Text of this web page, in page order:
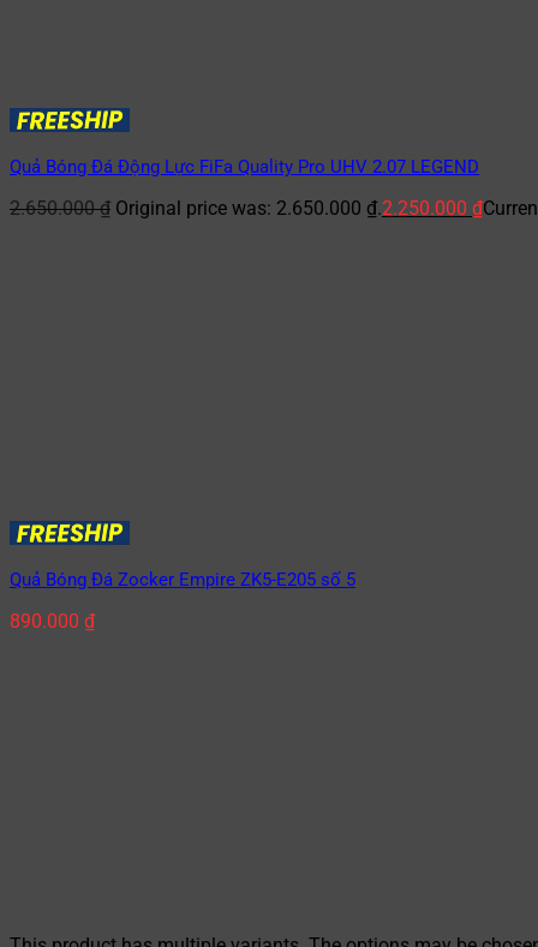
Quả Bóng Đá Động Lực FiFa Quality Pro UHV 2.07 LEGEND
2.650.000₫ Original price was: 2.650.000 ₫.2.250.000 ₫
Quả Bóng Đá Zocker Empire ZK5-E205 số 5
890.000 ₫